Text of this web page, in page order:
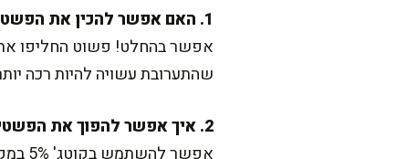
1. האם אפשר להכין את הפשטידה ללא גלוטן?
אפשר בהחלט! פשוט החליפו
שהתערובת עשויה להיות רכה
2. איך אפשר להפוך את הפשטידה לדלת קלוריות?